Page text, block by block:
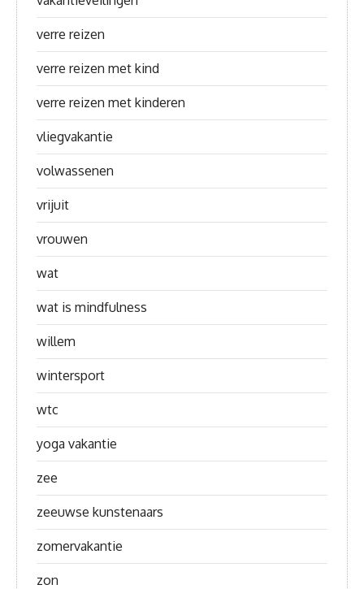
verre reizen
verre reizen met kind
verre reizen met kinderen
vliegvakantie
volwassenen
vrijuit
vrouwen
wat
wat is mindfulness
willem
wintersport
wtc
yoga vakantie
zee
zeeuwse kunstenaars
zomervakantie
zon